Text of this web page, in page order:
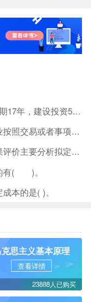
某建设项目建设期3年，生产经营期17年，建设投资5500万元
我国《企业会计准则》规定，企业按照交易或者事项的经济特征确定
对于非经营性技术方案，经济效果评价主要分析拟定方案的( )。
有( )。
本的是( )。
思主义基本原理
查看详情
23888人已购买